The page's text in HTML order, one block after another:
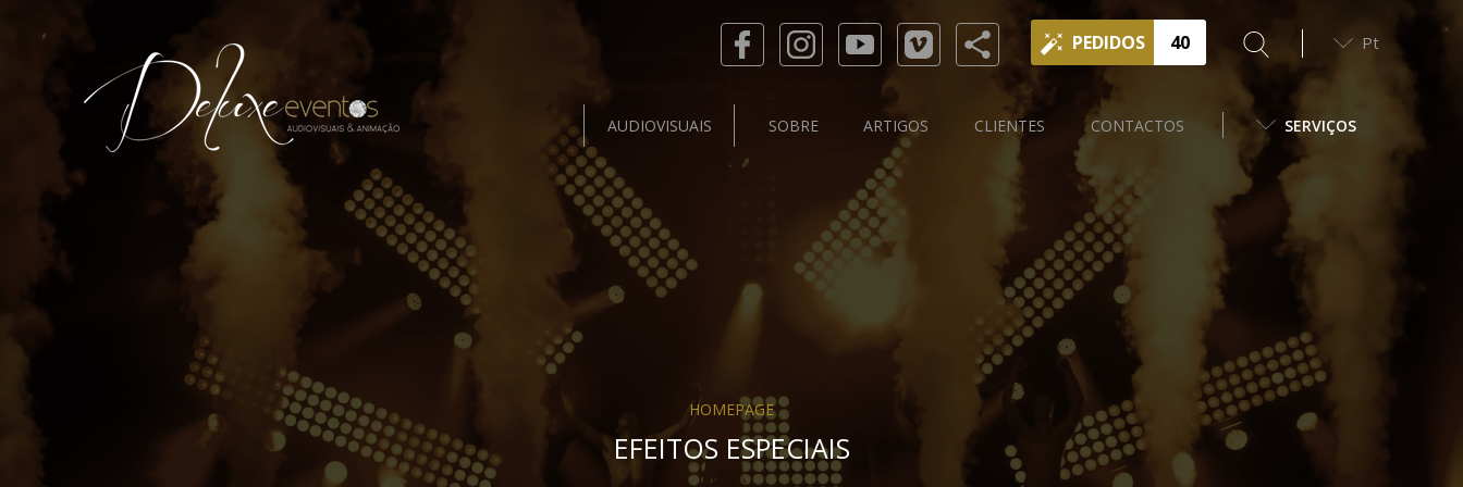
PEDIDOS 40 Pt
AUDIOVISUAIS SOBRE ARTIGOS CLIENTES CONTACTOS SERVIÇOS
HOMEPAGE
EFEITOS ESPECIAIS